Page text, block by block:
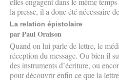
la presse, il a donc été nécessaire
La relation épistolaire
par Paul Oraison
Quand on lui parle de lettre, le
réception du message. Ou bien il
des instruments d’écriture, ou
pour découvrir enfin ce que la